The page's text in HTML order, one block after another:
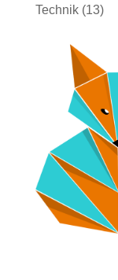
Technik(13)